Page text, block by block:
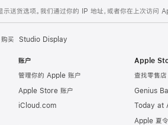
示送货选项。我们通过你的 IP 地址，或者你在上次访问
购买 Studio Display
账户
管理你的 Apple 账户
Apple Store 账户
iCloud.com
Apple
查找零售店
Genius
Today at
Apple 夏